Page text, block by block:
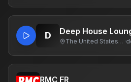
D Deep House
The United States Of America ·
RMC FR